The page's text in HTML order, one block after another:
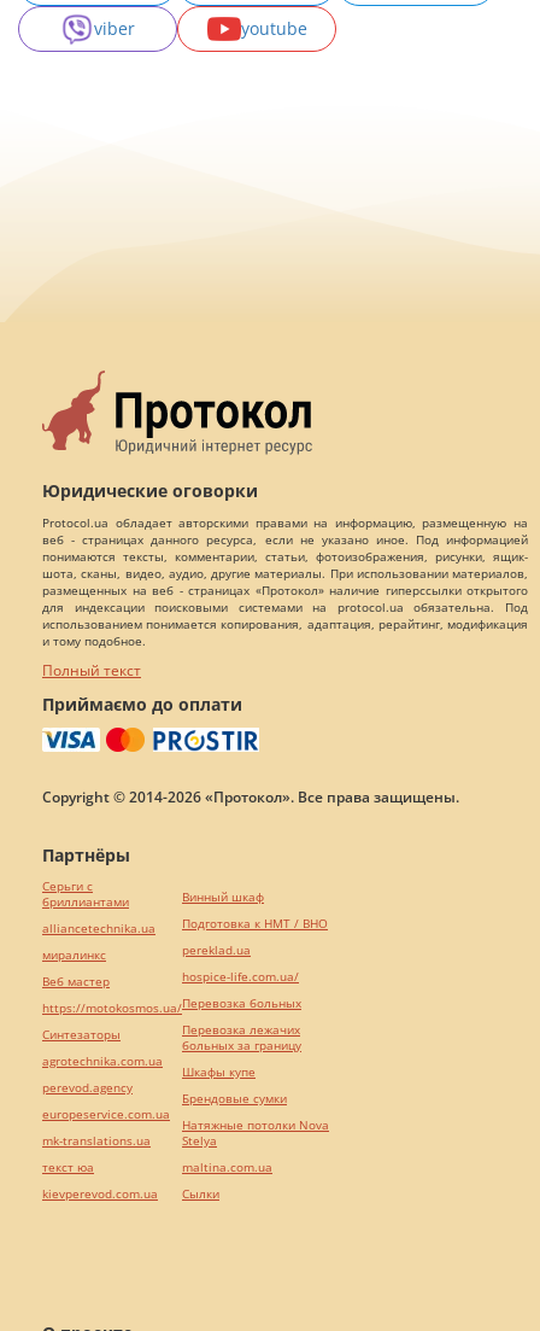
viber
youtube
Юридические оговорки
Protocol.ua обладает авторскими правами на информацию, размещенную на
веб - страницах данного ресурса, если не указано иное. Под информацией
понимаются тексты, комментарии, статьи, фотоизображения, рисунки, ящик-
шота, сканы, видео, аудио, другие материалы. При использовании материалов,
размещенных на веб - страницах «Протокол» наличие гиперссылки открытого
для индексации поисковыми системами на protocol.ua обязательна. Под
использованием понимается копирования, адаптация, рерайтинг, модификация
и тому подобное.
Полный текст
Приймаємо до оплати
Copyright © 2014-2026 «Протокол». Все права защищены.
Партнёры
Серьги с
бриллиантами
alliancetechnika.ua
миралинкс
Веб мастер
https://motokosmos.ua/
Синтезаторы
agrotechnika.com.ua
perevod.agency
europeservice.com.ua
mk-translations.ua
текст юа
kievperevod.com.ua
Винный шкаф
Подготовка к НМТ / ВНО
pereklad.ua
hospice-life.com.ua/
Перевозка больных
Перевозка лежачих
больных за границу
Шкафы купе
Брендовые сумки
Натяжные потолки Nova
Stelya
maltina.com.ua
Cылки